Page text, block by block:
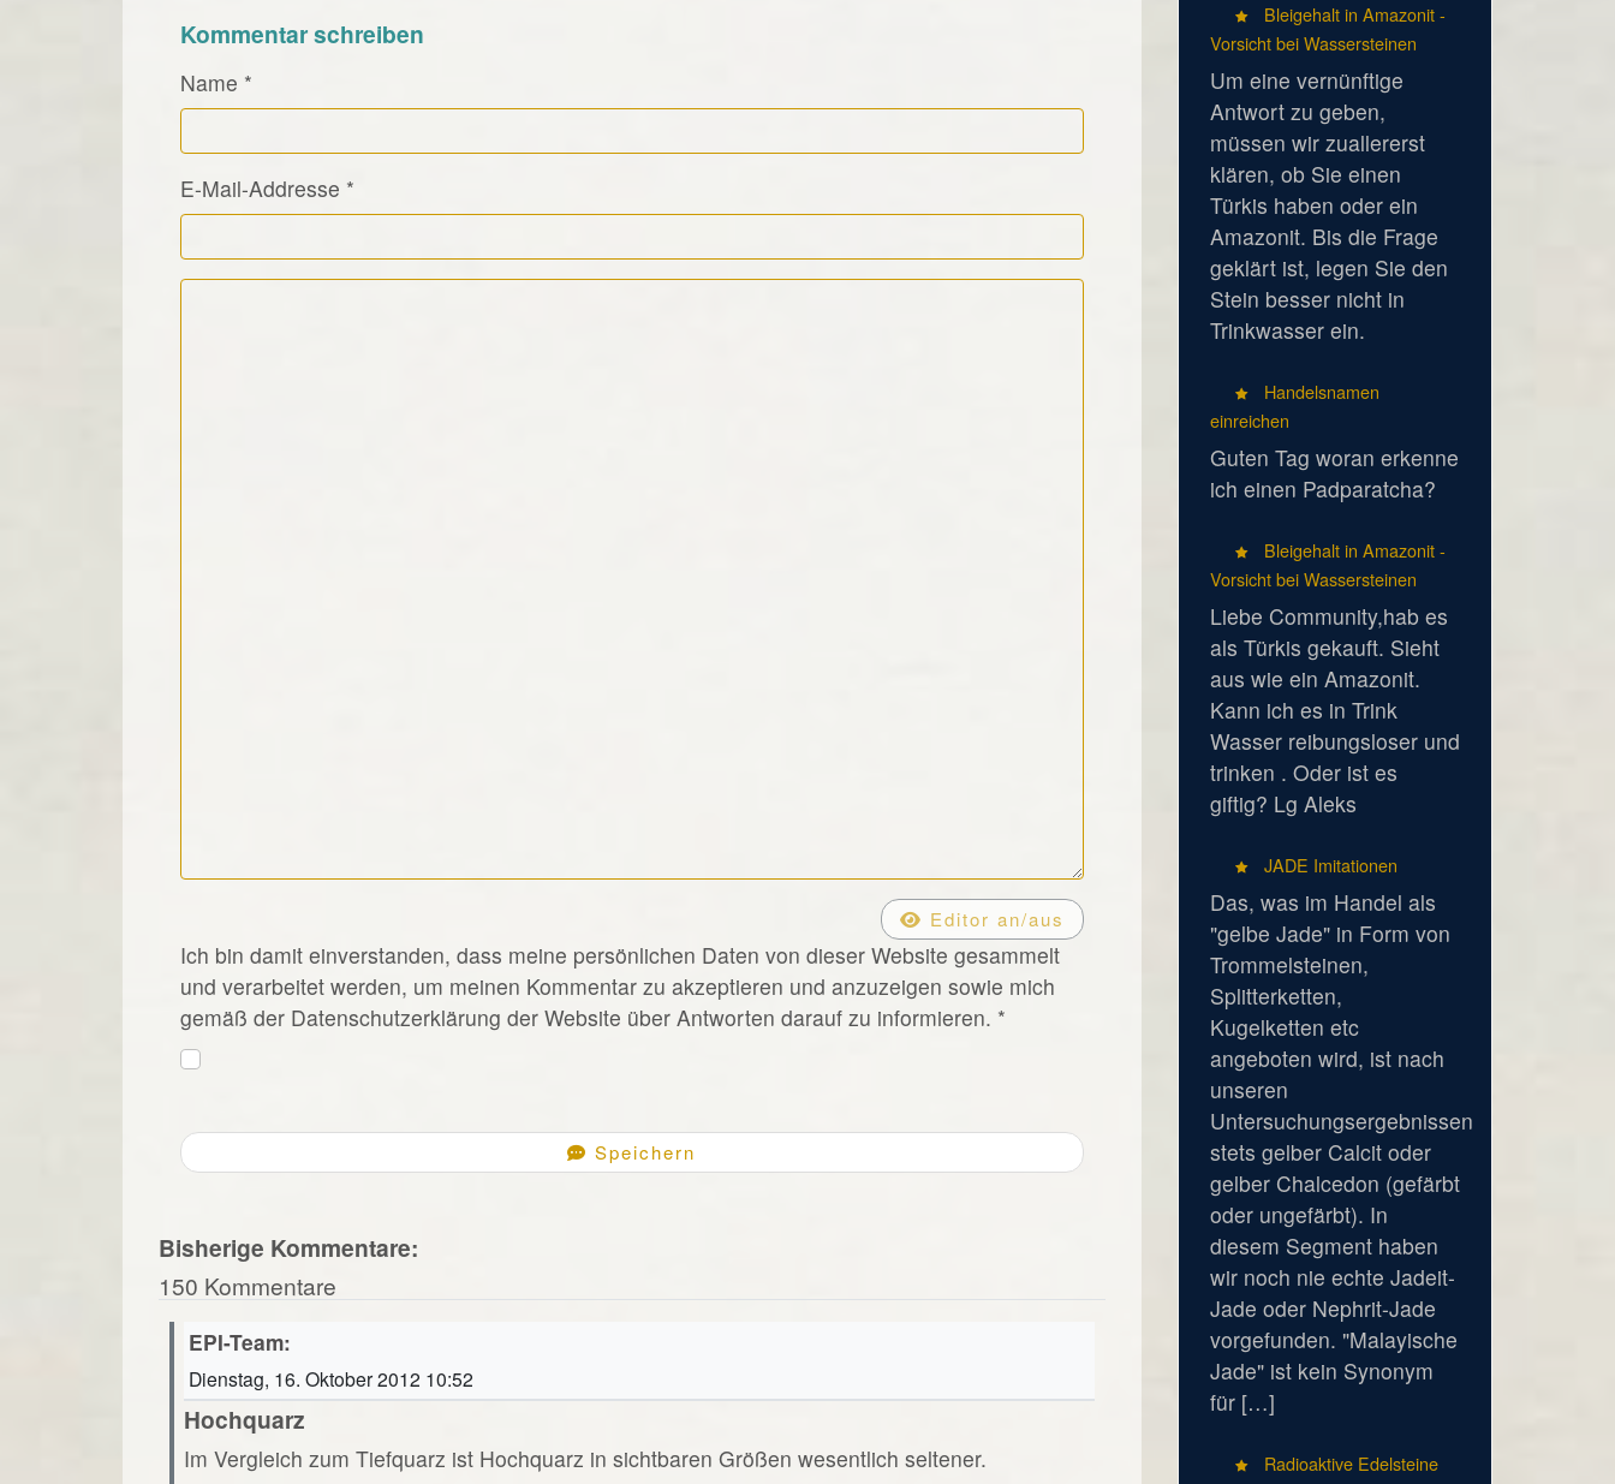
Kommentar schreiben
Name *
E-Mail-Addresse *
Kommentar Text
Editor an/aus
Ich bin damit einverstanden, dass meine persönlichen Daten von dieser Website gesammelt
und verarbeitet werden, um meinen Kommentar zu akzeptieren und anzuzeigen sowie mich
gemäß der Datenschutzerklärung der Website über Antworten darauf zu informieren. *
Speichern
Bisherige Kommentare:
150 Kommentare
EPI-Team:
Dienstag, 16. Oktober 2012 10:52
Hochquarz
Im Vergleich zum Tiefquarz ist Hochquarz in sichtbaren Größen wesentlich seltener.
Bleigehalt in Amazonit -
Vorsicht bei Wassersteinen
Um eine vernünftige
Antwort zu geben,
müssen wir zuallererst
klären, ob Sie einen
Türkis haben oder ein
Amazonit. Bis die Frage
geklärt ist, legen Sie den
Stein besser nicht in
Trinkwasser ein.
Handelsnamen
einreichen
Guten Tag woran erkenne
ich einen Padparatcha?
Bleigehalt in Amazonit -
Vorsicht bei Wassersteinen
Liebe Community,hab es
als Türkis gekauft. Sieht
aus wie ein Amazonit.
Kann ich es in Trink
Wasser reibungsloser und
trinken . Oder ist es
giftig? Lg Aleks
JADE Imitationen
Das, was im Handel als
"gelbe Jade" in Form von
Trommelsteinen,
Splitterketten,
Kugelketten etc
angeboten wird, ist nach
unseren
Untersuchungsergebnissen
stets gelber Calcit oder
gelber Chalcedon (gefärbt
oder ungefärbt). In
diesem Segment haben
wir noch nie echte Jadeit-
Jade oder Nephrit-Jade
vorgefunden. "Malayische
Jade" ist kein Synonym
für […]
Radioaktive Edelsteine